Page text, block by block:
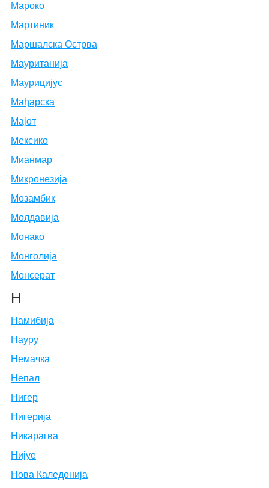
Мароко
Мартиник
Маршалска Острва
Мауританија
Маурицијус
Мађарска
Мајот
Мексико
Мианмар
Микронезија
Мозамбик
Молдавија
Монако
Монголија
Монсерат
Н
Намибија
Науру
Немачка
Непал
Нигер
Нигерија
Никарагва
Нијуе
Нова Каледонија